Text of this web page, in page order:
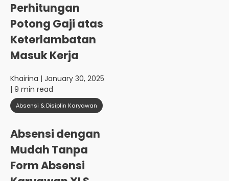
Perhitungan
Potong Gaji atas
Keterlambatan
Masuk Kerja
Khairina | January 30, 2025
| 9 min read
Absensi & Disiplin Karyawan
Absensi dengan
Mudah Tanpa
Form Absensi